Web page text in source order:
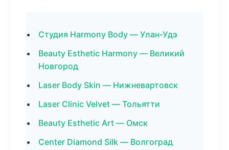
Студия Harmony Body — Улан-Удэ
Beauty Esthetic Harmony — Великий
Новгород
Laser Body Skin — Нижневартовск
Laser Clinic Velvet — Тольятти
Beauty Esthetic Art — Омск
Center Diamond Silk — Волгоград